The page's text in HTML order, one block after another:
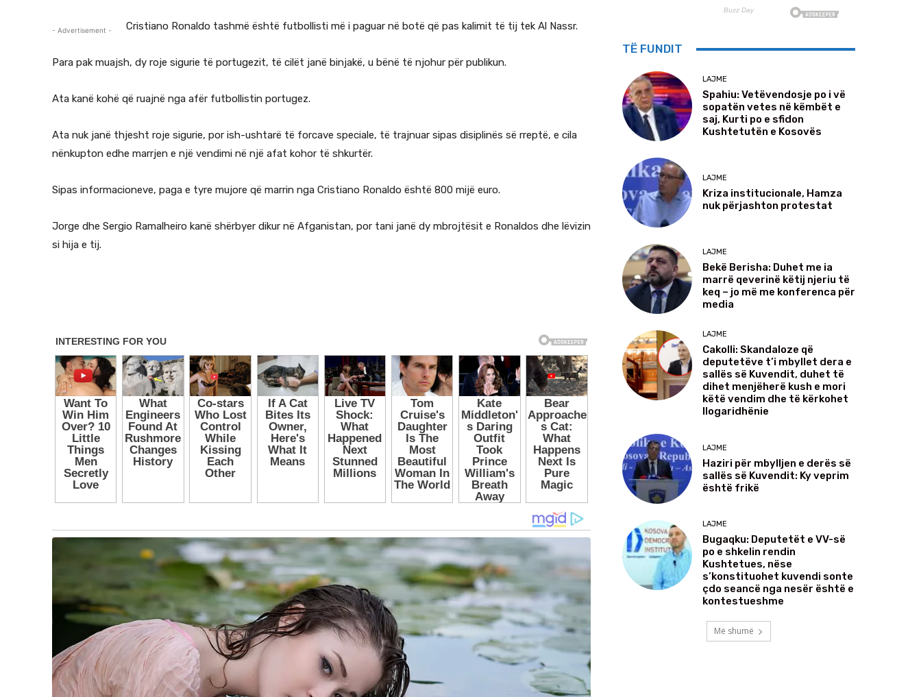
- Advertisement - Cristiano Ronaldo tashmë është futbollisti më i paguar në botë që pas kalimit të tij tek Al Nassr.
Para pak muajsh, dy roje sigurie të portugezit, të cilët janë binjakë, u bënë të njohur për publikun.
Ata kanë kohë që ruajnë nga afër futbollistin portugez.
Ata nuk janë thjesht roje sigurie, por ish-ushtarë të forcave speciale, të trajnuar sipas disiplinës së rreptë, e cila
nënkupton edhe marrjen e një vendimi në një afat kohor të shkurtër.
Sipas informacioneve, paga e tyre mujore që marrin nga Cristiano Ronaldo është 800 mijë euro.
Jorge dhe Sergio Ramalheiro kanë shërbyer dikur në Afganistan, por tani janë dy mbrojtësit e Ronaldos dhe lëvizin
si hija e tij.
TË FUNDIT
LAJME
Spahiu: Vetëvendosje po i vë
sopatën vetes në këmbët e
saj, Kurti po e sfidon
Kushtetutën e Kosovës
LAJME
Kriza institucionale, Hamza
nuk përjashton protestat
LAJME
Bekë Berisha: Duhet me ia
marrë qeverinë këtij njeriu të
keq – jo më me konferenca për
media
LAJME
Cakolli: Skandaloze që
deputetëve t’i mbyllet dera e
sallës së Kuvendit, duhet të
dihet menjëherë kush e mori
këtë vendim dhe të kërkohet
llogaridhënie
LAJME
Haziri për mbylljen e derës së
sallës së Kuvendit: Ky veprim
është frikë
LAJME
Bugaqku: Deputetët e VV-së
po e shkelin rendin
Kushtetues, nëse
s’konstituohet kuvendi sonte
çdo seancë nga nesër është e
kontestueshme
Më shumë